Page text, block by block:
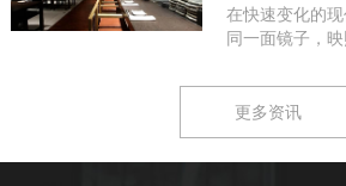
在快速变化的
同一面镜子，
更多资讯